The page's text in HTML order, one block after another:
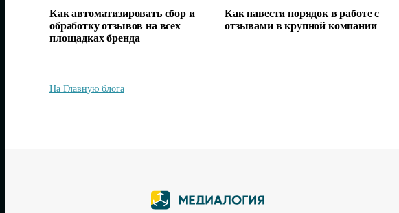
Как автоматизировать сбор и
обработку отзывов на всех
площадках бренда
Как навести порядок в работе с
отзывами в крупной компании
На Главную блога